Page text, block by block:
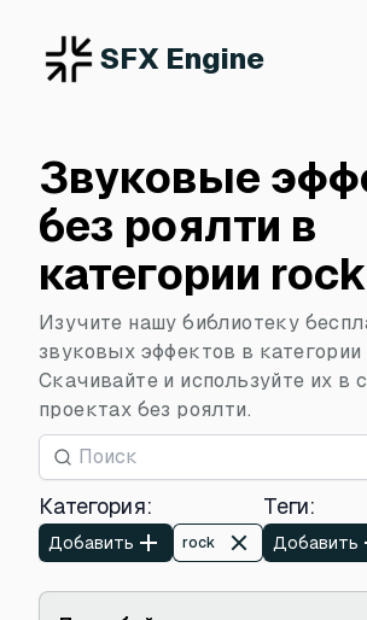
SFX Engine
Звуковые
без роялти в
категории rock
Изучите нашу библиотеку
звуковых эффектов в
Скачивайте и используйте их в
проектах без роялти.
Категория:
Добавить rock
Теги:
Добавить